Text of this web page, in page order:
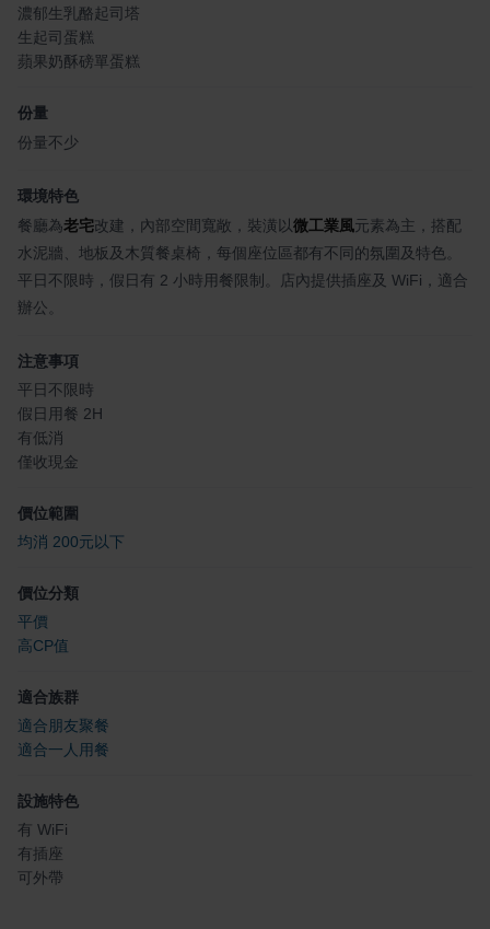
濃郁生乳酪起司塔
生起司蛋糕
蘋果奶酥磅單蛋糕
份量
份量不少
環境特色
餐廳為老宅改建，內部空間寬敞，裝潢以微工業風元素為主，搭配
水泥牆、地板及木質餐桌椅，每個座位區都有不同的氛圍及特色。
平日不限時，假日有 2 小時用餐限制。店內提供插座及 WiFi，適合
辦公。
注意事項
平日不限時
假日用餐 2H
有低消
僅收現金
價位範圍
均消 200元以下
價位分類
平價
高CP值
適合族群
適合朋友聚餐
適合一人用餐
設施特色
有 WiFi
有插座
可外帶